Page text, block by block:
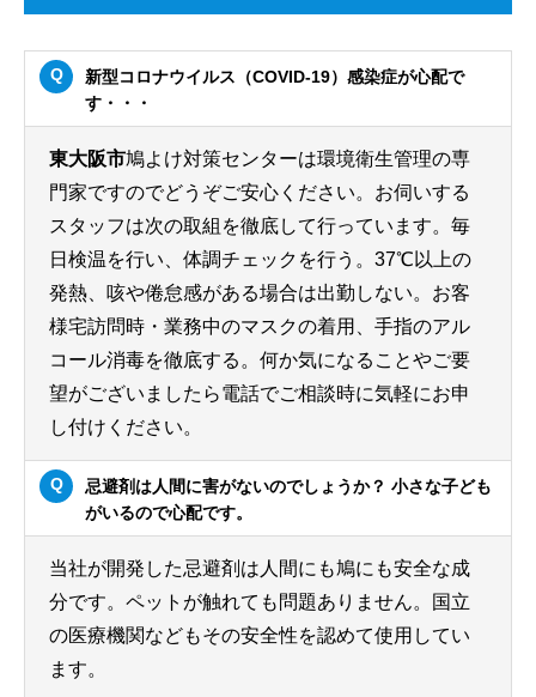
新型コロナウイルス（COVID-19）感染症が心配で
す・・・
東大阪市鳩よけ対策センターは環境衛生管理の専
門家ですのでどうぞご安心ください。お伺いする
スタッフは次の取組を徹底して行っています。毎
日検温を行い、体調チェックを行う。37℃以上の
発熱、咳や倦怠感がある場合は出勤しない。お客
様宅訪問時・業務中のマスクの着用、手指のアル
コール消毒を徹底する。何か気になることやご要
望がございましたら電話でご相談時に気軽にお申
し付けください。
忌避剤は人間に害がないのでしょうか？ 小さな子ども
がいるので心配です。
当社が開発した忌避剤は人間にも鳩にも安全な成
分です。ペットが触れても問題ありません。国立
の医療機関などもその安全性を認めて使用してい
ます。